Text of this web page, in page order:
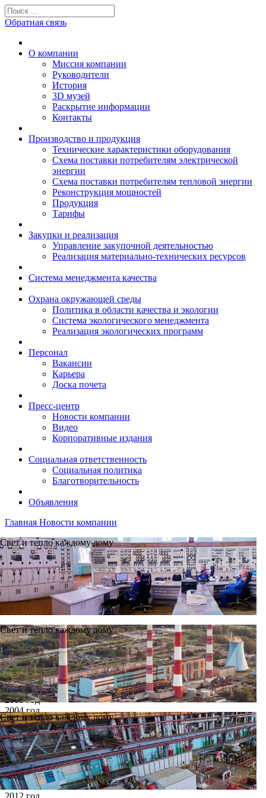
Обратная связь
О компании
Миссия компании
Руководители
История
3D музей
Раскрытие информации
Контакты
Производство и продукция
Технические характеристики оборудования
Схема поставки потребителям электрической
энергии
Схема поставки потребителям тепловой энергии
Реконструкция мощностей
Продукция
Тарифы
Закупки и реализация
Управление закупочной деятельностью
Реализация материально-технических ресурсов
Система менеджмента качества
Охрана окружающей среды
Политика в области качества и экологии
Система экологического менеджмента
Реализация экологических программ
Персонал
Вакансии
Карьера
Доска почета
Пресс-центр
Новости компании
Видео
Корпоративные издания
Социальная ответственность
Социальная политика
Благотворительность
Объявления
Главная Новости компании
Свет и тепло каждому дому
Свет и тепло каждому дому
Свет и тепло каждому дому
Новости
Архив
Все годы
2002 год
2003 год
2004 год
2005 год
2006 год
2007 год
2008 год
2009 год
2010 год
2011 год
2012 год